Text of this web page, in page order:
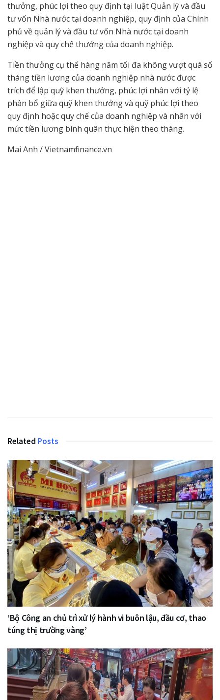
thưởng, phúc lợi theo quy định tại luật Quản lý và đầu
tư vốn Nhà nước tại doanh nghiệp, quy định của Chính
phủ về quản lý và đầu tư vốn Nhà nước tại doanh
nghiệp và quy chế thưởng của doanh nghiệp.
Tiền thưởng cụ thể hàng năm tối đa không vượt quá số
tháng tiền lương của doanh nghiệp nhà nước được
trích để lập quỹ khen thưởng, phúc lợi nhân với tỷ lệ
phân bổ giữa quỹ khen thưởng và quỹ phúc lợi theo
quy định hoặc quy chế của doanh nghiệp và nhân với
mức tiền lương bình quân thực hiện theo tháng.
Mai Anh / Vietnamfinance.vn
Related Posts
‘Bộ Công an chủ trì xử lý hành vi buôn lậu, đầu cơ, thao
túng thị trường vàng’